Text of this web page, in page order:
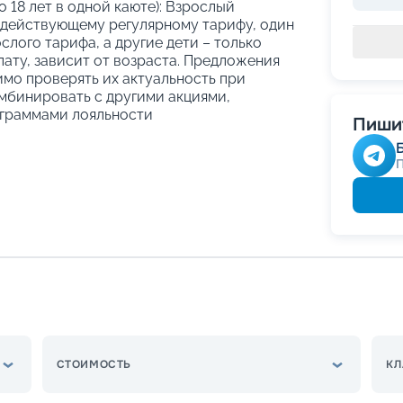
18 лет в одной каюте): Взрослый
регулярному тарифу, один
тарифа, а другие дети – только
зависит от возраста. Предложения
проверять их актуальность при
с другими акциями,
лояльности
СТОИМОСТЬ